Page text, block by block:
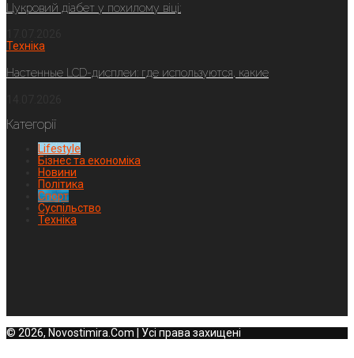
Цукровий діабет у похилому віці:
Техніка
Настенные LCD-дисплеи: где используются, какие
Категорії
Lifestyle
Бізнес та економіка
Новини
Політика
Спорт
Суспільство
Техніка
© 2026, Novostimira.Com | Усі права захищені